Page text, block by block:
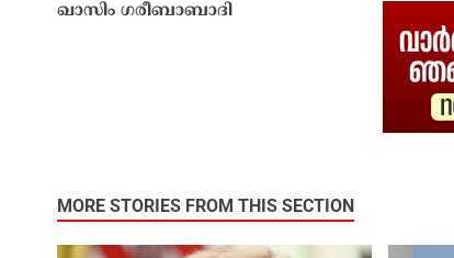
ഖാസിം ഗരീബാബാദി
MORE STORIES FROM THIS SECTION